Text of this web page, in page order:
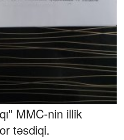
MMC-nin illik
təsdiqi.